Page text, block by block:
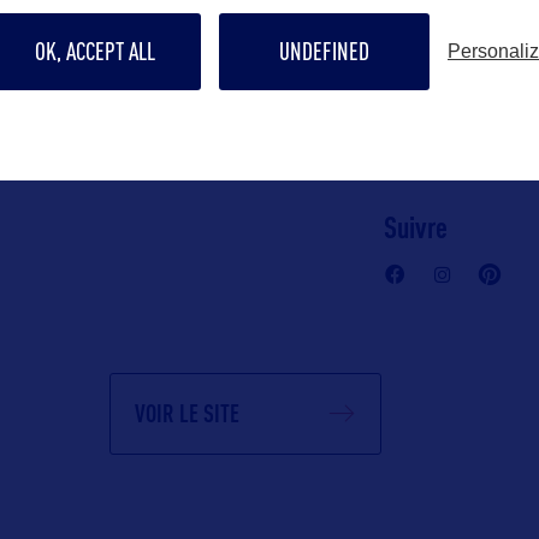
et
Contact grand
Suivre
VOIR LE SITE
OK, ACCEPT ALL UNDEFINED